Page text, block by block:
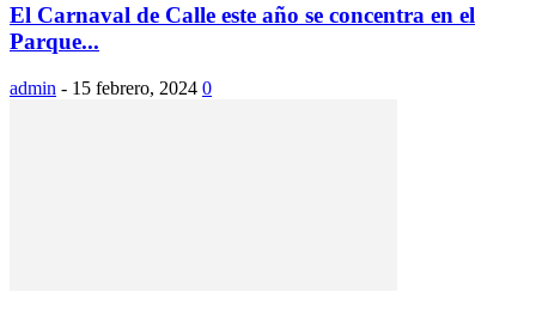
El Carnaval de Calle este año se concentra en el
Parque...
admin - 15 febrero, 2024 0